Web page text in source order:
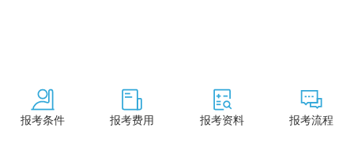
报考条件 报考费用 报考资料 报考流程